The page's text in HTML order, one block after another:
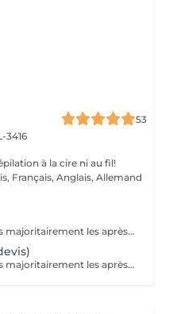
53
3416
Français, Anglais, Allemand
Les rendez-vous devront être pris majoritairement les après-midis. Les rendez-vous se feront donc par appel téléphonique ou sms Merci
Les rendez-vous devront être pris majoritairement les après-midis. Les rendez-vous se feront donc par appel téléphonique ou sms Merci